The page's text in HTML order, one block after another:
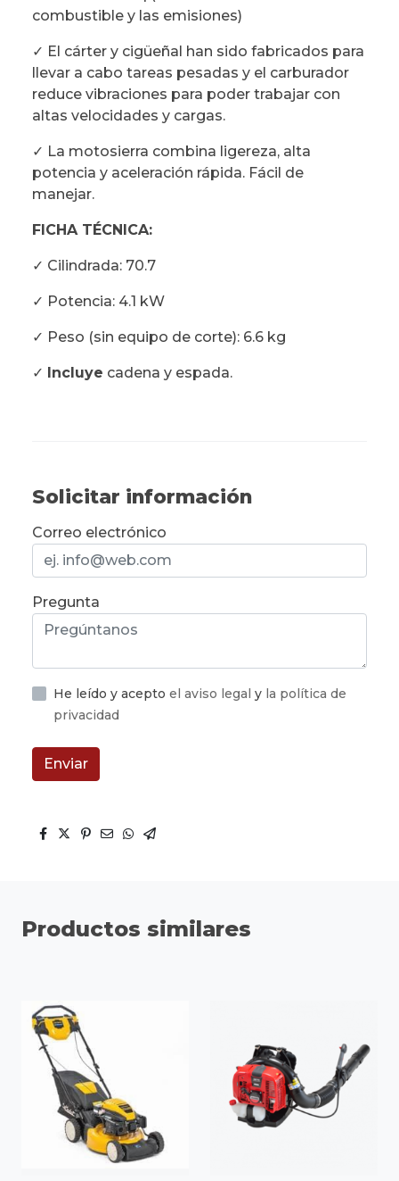
combustible y las emisiones)
✓ El cárter y cigüeñal han sido fabricados para
llevar a cabo tareas pesadas y el carburador
reduce vibraciones para poder trabajar con
altas velocidades y cargas.
✓ La motosierra combina ligereza, alta
potencia y aceleración rápida. Fácil de
manejar.
FICHA TÉCNICA:
✓ Cilindrada: 70.7
✓ Potencia: 4.1 kW
✓ Peso (sin equipo de corte): 6.6 kg
✓ Incluye cadena y espada.
Solicitar información
Correo electrónico
Pregunta
He leído y acepto el aviso legal y la política de
privacidad
Enviar
Productos similares